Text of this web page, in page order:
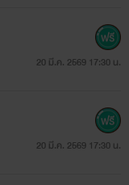
20 มี.ค. 2569 17:30 น.
20 มี.ค. 2569 17:30 น.